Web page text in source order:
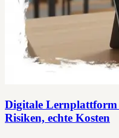
Digitale Lernplattform
Risiken, echte Kosten